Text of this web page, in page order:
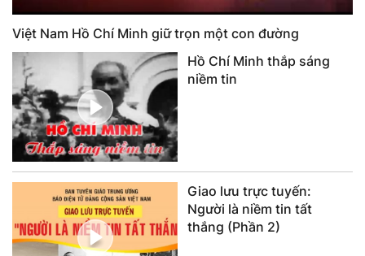
Việt Nam Hồ Chí Minh giữ trọn một con đường
Hồ Chí Minh thắp sáng
niềm tin
Giao lưu trực tuyến:
Người là niềm tin tất
thắng (Phần 2)